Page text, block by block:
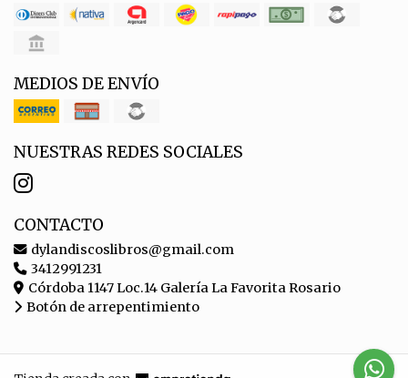
MEDIOS DE ENVÍO
NUESTRAS REDES SOCIALES
CONTACTO
dylandiscoslibros@gmail.com
3412991231
Córdoba 1147 Loc.14 Galería La Favorita Rosario
Botón de arrepentimiento